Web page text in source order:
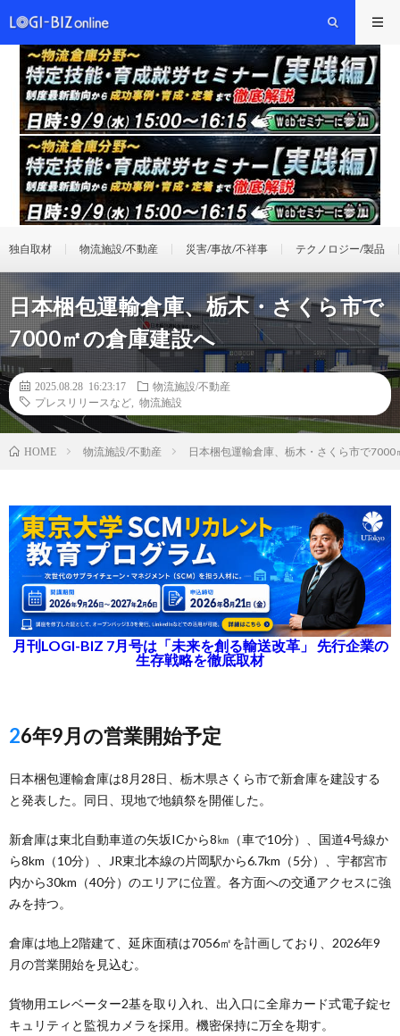
独自取材 物流施設/不動産 災害/事故/不祥事 テクノロジー/製品
日本梱包運輸倉庫、栃木・さくら市で
7000㎡の倉庫建設へ
2025.08.28 16:23:17
物流施設/不動産
プレスリリースなど
物流施設
HOME 物流施設/不動産 日本梱包運輸倉庫、栃木・さくら市で7000
月刊LOGI-BIZ 7月号は「未来を創る輸送改革」 先行企業の
生存戦略を徹底取材
26年9月の営業開始予定
日本梱包運輸倉庫は8月28日、栃木県さくら市で新倉庫を建設する
と発表した。同日、現地で地鎮祭を開催した。
新倉庫は東北自動車道の矢坂ICから8㎞（車で10分）、国道4号線か
ら8km（10分）、JR東北本線の片岡駅から6.7km（5分）、宇都宮市
内から30km（40分）のエリアに位置。各方面への交通アクセスに強
みを持つ。
倉庫は地上2階建て、延床面積は7056㎡を計画しており、2026年9
月の営業開始を見込む。
貨物用エレベーター2基を取り入れ、出入口に全扉カード式電子錠セ
キュリティと監視カメラを採用。機密保持に万全を期す。